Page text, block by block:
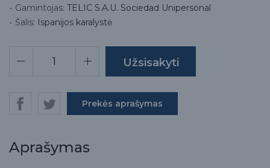
Gamintojas: TELIC S.A.U. Sociedad Unipersonal
Šalis: Ispanijos karalystė
Prekės aprašymas
Aprašymas